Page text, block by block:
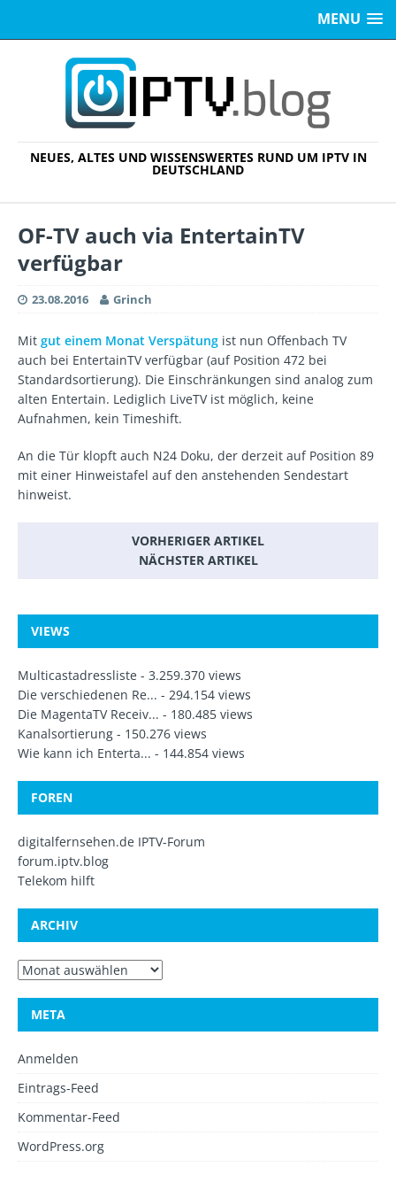
MENU
NEUES, ALTES UND WISSENSWERTES RUND UM IPTV IN
DEUTSCHLAND
OF-TV auch via EntertainTV
verfügbar
23.08.2016 Grinch
Mit gut einem Monat Verspätung ist nun Offenbach TV
auch bei EntertainTV verfügbar (auf Position 472 bei
Standardsortierung). Die Einschränkungen sind analog zum
alten Entertain. Lediglich LiveTV ist möglich, keine
Aufnahmen, kein Timeshift.
An die Tür klopft auch N24 Doku, der derzeit auf Position 89
mit einer Hinweistafel auf den anstehenden Sendestart
hinweist.
VORHERIGER ARTIKEL
NÄCHSTER ARTIKEL
VIEWS
Multicastadressliste - 3.259.370 views
Die verschiedenen Re... - 294.154 views
Die MagentaTV Receiv... - 180.485 views
Kanalsortierung - 150.276 views
Wie kann ich Enterta... - 144.854 views
FOREN
digitalfernsehen.de IPTV-Forum
forum.iptv.blog
Telekom hilft
ARCHIV
META
Anmelden
Eintrags-Feed
Kommentar-Feed
WordPress.org